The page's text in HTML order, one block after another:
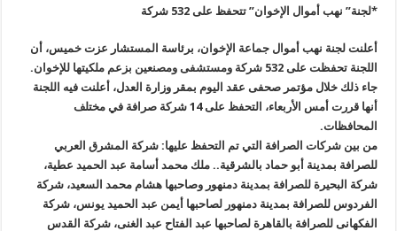
*لجنة” نهب أموال الإخوان” تتحفظ على 532 شركة
أعلنت لجنة نهب أموال جماعة الإخوان، برئاسة المستشار عزت خميس، أن
اللجنة تحفظت على 532 شركة ومستشفى ومصنعين بزعم ملكيتها للإخوان
.
جاء ذلك خلال مؤتمر صحفى عقد اليوم بمقر وزارة العدل، أعلنت فيه اللجنة
أنها قررت أمس الأربعاء، التحفظ على 14 شركة صرافة في مختلف
المحافظات.
من بين شركات الصرافة التي تم التحفظ عليها: شركة المشرق العربي
للصرافة بمدينة أبو حماد بالشرقية.. ملك محمد أسامة عبد الحميد عطية،
شركة البحيرة للصرافة بمدينة دمنهور وصاحبها هشام محمد السعيد، شركة
الفردوس للصرافة بمدينة دمنهور لصاحبها أيمن عبد الحميد يونس، شركة
الفكهانى للصرافة بالقاهرة لصاحبها عبد الفتاح عبد الغنى، شركة القدس